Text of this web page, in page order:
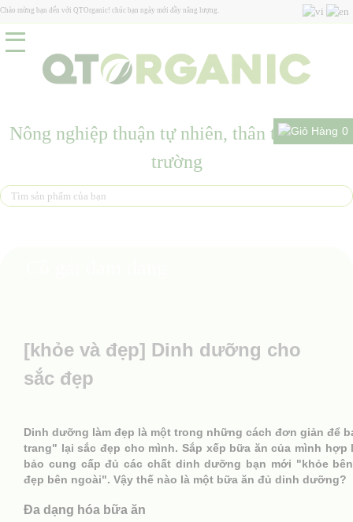
Chào mừng bạn đến với QTOrganic! chúc bạn ngày mới đầy năng lượng.
Nông nghiệp thuận tự nhiên, thân thiện môi
trường
[khỏe và đẹp] Dinh dưỡng cho
sắc đẹp
Dinh dưỡng làm đẹp là một trong những cách đơn giản để
trang" lại sắc đẹp cho mình. Sắp xếp bữa ăn của mình hợp
bảo cung cấp đủ các chất dinh dưỡng bạn mới "khỏe
đẹp bên ngoài". Vậy thế nào là một bữa ăn đủ dinh dưỡng?
Đa dạng hóa bữa ăn
0